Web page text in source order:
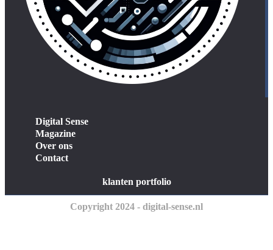
Digital Sense
Magazine
Over ons
Contact
klanten portfolio
Copyright 2024 - digital-sense.nl